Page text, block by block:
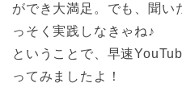
ができ大満足。でも、聞い
っそく実践しなきゃね♪
ということで、早速
ってみましたよ！